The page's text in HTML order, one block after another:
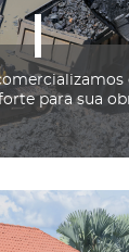
para sua